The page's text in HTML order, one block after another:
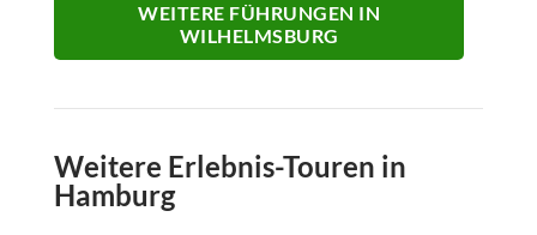
WEITERE FÜHRUNGEN IN
WILHELMSBURG
Weitere Erlebnis-Touren in
Hamburg